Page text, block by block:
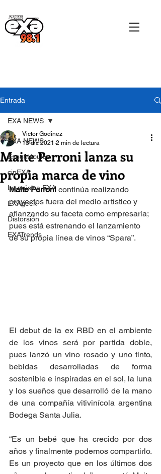
Entrada
EXA NEWS
Espectáculos
cinEXA
La música EXA
EXAgeek
Distorsión
EXATrends
EXA NEWS
Maite Perroni lanza su
propia marca de vino
Victor Godinez
13 dic 2021 2 min de lectura
Maite Perroni continúa realizando
proyectos fuera del medio artístico y
afianzando su faceta como empresaria;
pues está estrenando el lanzamiento
de su propia línea de vinos “Spara”.
El debut de la ex RBD en el ambiente
de los vinos será por partida doble,
pues lanzó un vino rosado y uno tinto,
bebidas desarrolladas de forma
sostenible e inspiradas en el sol, la luna
y los sueños que desarrolló de la mano
de una compañía vitivinícola argentina
Bodega Santa Julia.
“Es un bebé que ha crecido por dos
años y finalmente podemos compartirlo.
Es un proyecto que en los últimos dos